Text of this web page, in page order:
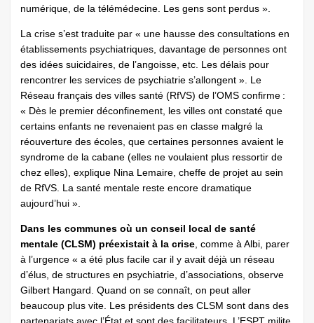
numérique, de la télémédecine. Les gens sont perdus ».
La crise s’est traduite par « une hausse des consultations en
établissements psychiatriques, davantage de personnes ont
des idées suicidaires, de l’angoisse, etc. Les délais pour
rencontrer les services de psychiatrie s’allongent ». Le
Réseau français des villes santé (RfVS) de l’OMS confirme :
« Dès le premier déconfinement, les villes ont constaté que
certains enfants ne revenaient pas en classe malgré la
réouverture des écoles, que certaines personnes avaient le
syndrome de la cabane (elles ne voulaient plus ressortir de
chez elles), explique Nina Lemaire, cheffe de projet au sein
de RfVS. La santé mentale reste encore dramatique
aujourd’hui ».
Dans les communes où un conseil local de santé
mentale (CLSM) préexistait à la crise, comme à Albi, parer
à l’urgence « a été plus facile car il y avait déjà un réseau
d’élus, de structures en psychiatrie, d’associations, observe
Gilbert Hangard. Quand on se connaît, on peut aller
beaucoup plus vite. Les présidents des CLSM sont dans des